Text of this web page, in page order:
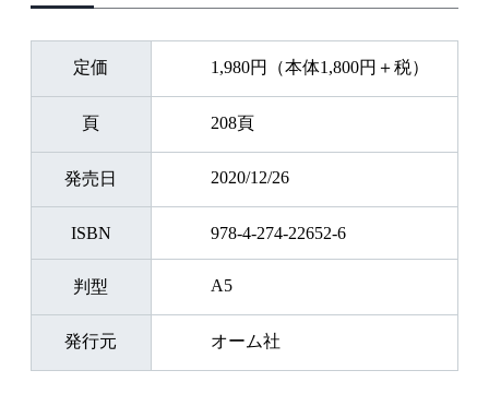
定価 1,980円（本体1,800円＋税）
頁 208頁
発売日 2020/12/26
ISBN 978-4-274-22652-6
判型 A5
発行元 オーム社